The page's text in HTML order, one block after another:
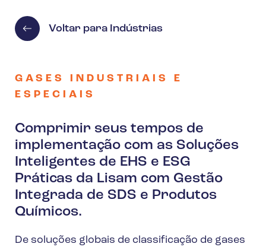
Voltar para Indústrias
GASES INDUSTRIAIS E
ESPECIAIS
Comprimir seus tempos de
implementação com as Soluções
Inteligentes de EHS e ESG
Práticas da Lisam com Gestão
Integrada de SDS e Produtos
Químicos.
De soluções globais de classificação de gases